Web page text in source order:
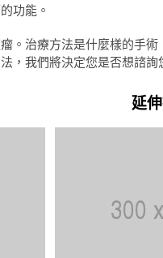
功能。
。治療方法是什麼樣的手
，我們將決定您是否想諮詢
延